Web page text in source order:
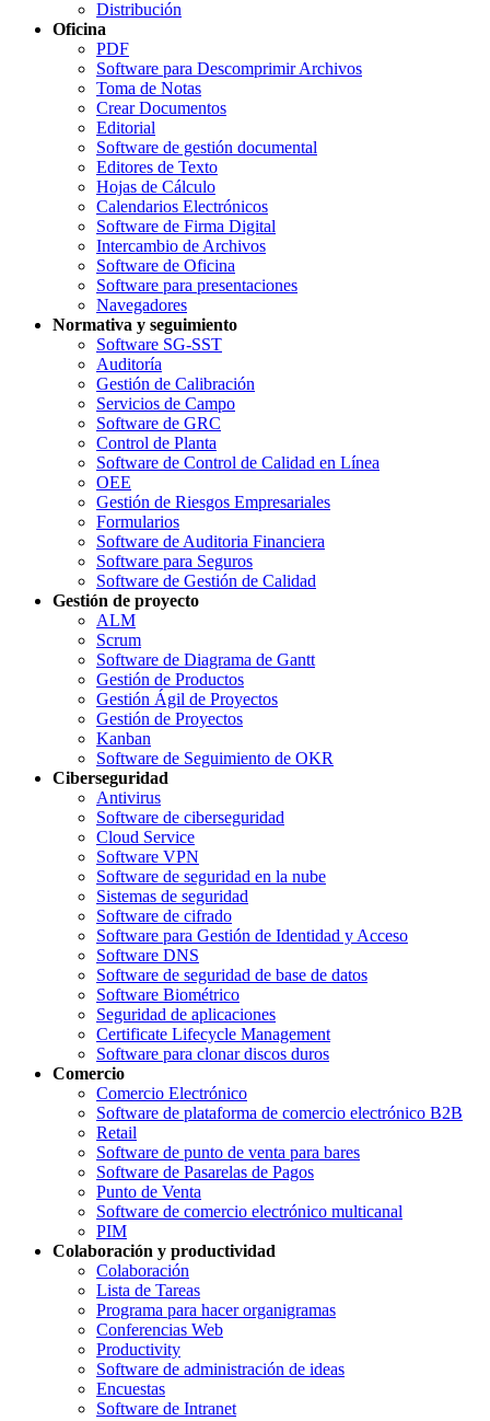
Distribución
Oficina
PDF
Software para Descomprimir Archivos
Toma de Notas
Crear Documentos
Editorial
Software de gestión documental
Editores de Texto
Hojas de Cálculo
Calendarios Electrónicos
Software de Firma Digital
Intercambio de Archivos
Software de Oficina
Software para presentaciones
Navegadores
Normativa y seguimiento
Software SG-SST
Auditoría
Gestión de Calibración
Servicios de Campo
Software de GRC
Control de Planta
Software de Control de Calidad en Línea
OEE
Gestión de Riesgos Empresariales
Formularios
Software de Auditoria Financiera
Software para Seguros
Software de Gestión de Calidad
Gestión de proyecto
ALM
Scrum
Software de Diagrama de Gantt
Gestión de Productos
Gestión Ágil de Proyectos
Gestión de Proyectos
Kanban
Software de Seguimiento de OKR
Ciberseguridad
Antivirus
Software de ciberseguridad
Cloud Service
Software VPN
Software de seguridad en la nube
Sistemas de seguridad
Software de cifrado
Software para Gestión de Identidad y Acceso
Software DNS
Software de seguridad de base de datos
Software Biométrico
Seguridad de aplicaciones
Certificate Lifecycle Management
Software para clonar discos duros
Comercio
Comercio Electrónico
Software de plataforma de comercio electrónico B2B
Retail
Software de punto de venta para bares
Software de Pasarelas de Pagos
Punto de Venta
Software de comercio electrónico multicanal
PIM
Colaboración y productividad
Colaboración
Lista de Tareas
Programa para hacer organigramas
Conferencias Web
Productivity
Software de administración de ideas
Encuestas
Software de Intranet